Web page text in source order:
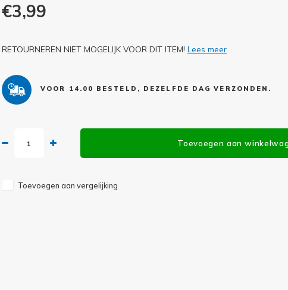
€3,99
RETOURNEREN NIET MOGELIJK VOOR DIT ITEM! Lees meer
VOOR 14.00 BESTELD, DEZELFDE DAG VERZONDEN.
Toevoegen aan
Toevoegen aan vergelijking